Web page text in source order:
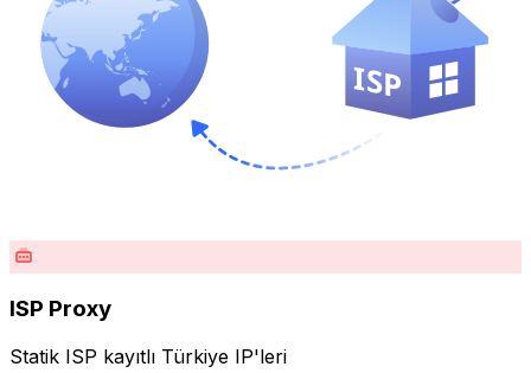
ISP Proxy
Statik ISP kayıtlı Türkiye IP'leri